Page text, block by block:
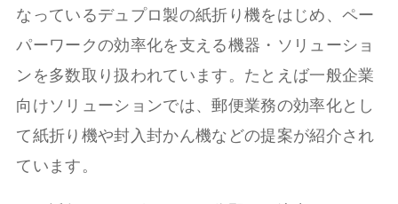
なっているデュプロ製の紙折り機をはじめ、ペー
パーワークの効率化を支える機器・ソリューショ
ンを多数取り扱われています。たとえば一般企業
向けソリューションでは、郵便業務の効率化とし
て紙折り機や封入封かん機などの提案が紹介され
ています。